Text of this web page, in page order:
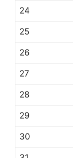
24
25
26
27
28
29
30